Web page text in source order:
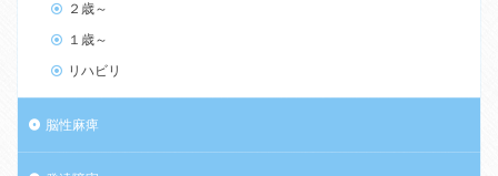
２歳～
１歳～
リハビリ
脳性麻痺